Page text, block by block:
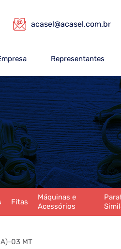
acasel@acasel.com.br
Representantes
Fitas
Máquinas e
Acessórios
03 MT